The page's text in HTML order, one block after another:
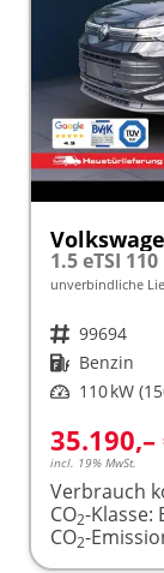
unverbindliche
Fahrzeugnr. 99694
Kraftstoff Benzin
Leistung 110 kW
35.190,–
incl. 19% MwSt.
Verbrauch
CO2-Klasse:
CO2-